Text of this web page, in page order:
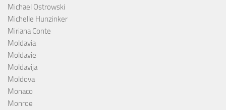
Michael Ostrowski
Michelle Hunzinker
Miriana Conte
Moldavia
Moldavie
Moldavija
Moldova
Monaco
Monroe